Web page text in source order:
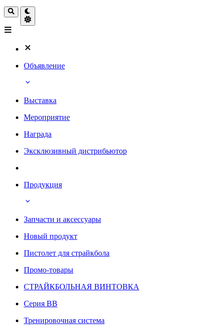
Объявление
Выставка
Мероприятие
Награда
Эксклюзивный дистрибьютор
Продукция
Запчасти и аксессуары
Новый продукт
Пистолет для страйкбола
Промо-товары
СТРАЙКБОЛЬНАЯ ВИНТОВКА
Серия BB
Тренировочная система